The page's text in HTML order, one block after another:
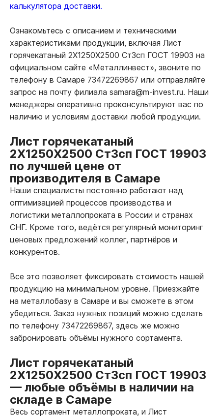
калькулятора доставки.
Ознакомьтесь с описанием и техническими
характеристиками продукции, включая Лист
горячекатаный 2Х1250Х2500 Ст3сп ГОСТ 19903 на
официальном сайте «Металлинвест», звоните по
телефону в Самаре 73472269867 или отправляйте
запрос на почту филиала samara@m-invest.ru. Наши
менеджеры оперативно проконсультируют вас по
наличию и условиям доставки любой продукции.
Лист горячекатаный
2Х1250Х2500 Ст3сп ГОСТ 19903
по лучшей цене от
производителя в Самаре
Наши специалисты постоянно работают над
оптимизацией процессов производства и
логистики металлопроката в России и странах
СНГ. Кроме того, ведётся регулярный мониторинг
ценовых предложений коллег, партнёров и
конкурентов.
Все это позволяет фиксировать стоимость нашей
продукцию на минимальном уровне. Приезжайте
на металлобазу в Самаре и вы сможете в этом
убедиться. Заказ нужных позиций можно сделать
по телефону 73472269867, здесь же можно
забронировать объёмы нужного сортамента.
Лист горячекатаный
2Х1250Х2500 Ст3сп ГОСТ 19903
— любые объёмы в наличии на
складе в Самаре
Весь сортамент металлопроката, и Лист